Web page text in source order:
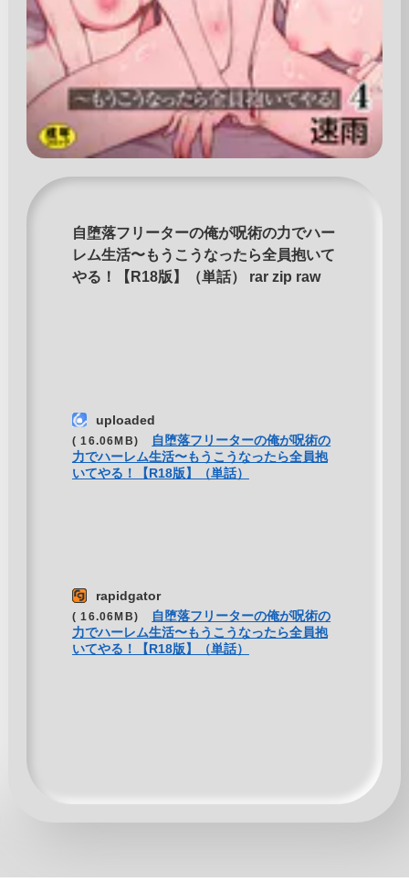
自堕落フリーターの俺が呪術の力でハー
レム生活〜もうこうなったら全員抱いて
やる！【R18版】（単話） rar zip raw
uploaded
( 16.06MB)
自堕落フリーターの俺が呪術の
力でハーレム生活〜もうこうなったら全員抱
いてやる！【R18版】（単話）
rapidgator
( 16.06MB)
自堕落フリーターの俺が呪術の
力でハーレム生活〜もうこうなったら全員抱
いてやる！【R18版】（単話）